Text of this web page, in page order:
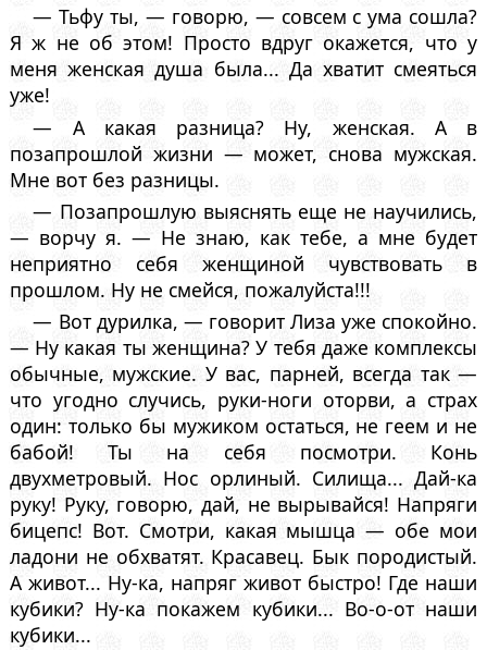
— Тьфу ты, — говорю, — совсем с ума сошла?
Я ж не об этом! Просто вдруг окажется, что у
меня женская душа была... Да хватит смеяться
уже!
— А какая разница? Ну, женская. А в
позапрошлой жизни — может, снова мужская.
Мне вот без разницы.
— Позапрошлую выяснять еще не научились,
— ворчу я. — Не знаю, как тебе, а мне будет
неприятно себя женщиной чувствовать в
прошлом. Ну не смейся, пожалуйста!!!
— Вот дурилка, — говорит Лиза уже спокойно.
— Ну какая ты женщина? У тебя даже комплексы
обычные, мужские. У вас, парней, всегда так —
что угодно случись, руки-ноги оторви, а страх
один: только бы мужиком остаться, не геем и не
бабой! Ты на себя посмотри. Конь
двухметровый. Нос орлиный. Силища... Дай-ка
руку! Руку, говорю, дай, не вырывайся! Напряги
бицепс! Вот. Смотри, какая мышца — обе мои
ладони не обхватят. Красавец. Бык породистый.
А живот... Ну-ка, напряг живот быстро! Где наши
кубики? Ну-ка покажем кубики... Во-о-от наши
кубики...